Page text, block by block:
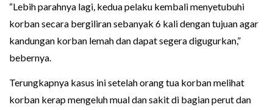
“Lebih parahnya lagi, kedua pelaku kembali menyetubuhi
korban secara bergiliran sebanyak 6 kali dengan tujuan agar
kandungan korban lemah dan dapat segera digugurkan,”
bebernya.
Terungkapnya kasus ini setelah orang tua korban melihat
korban kerap mengeluh mual dan sakit di bagian perut dan